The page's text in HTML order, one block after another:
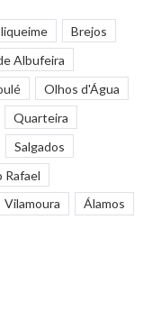
Brejos
Albufeira
Olhos d'Água
Quarteira
Salgados
Rafael
Vilamoura Álamos